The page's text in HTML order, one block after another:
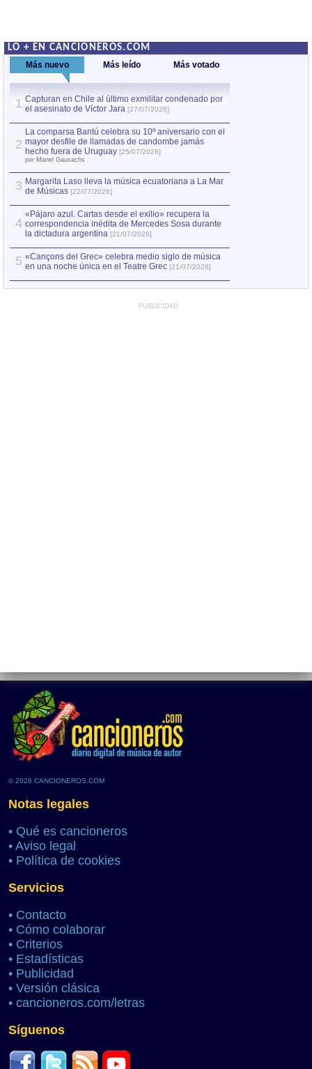
LO + EN CANCIONEROS.COM
Más nuevo Más leído Más votado
1 Capturan en Chile al último exmilitar condenado por
el asesinato de Víctor Jara [27/07/2026]
2
La comparsa Bantú celebra su 10º aniversario con el
mayor desfile de llamadas de candombe jamás
hecho fuera de Uruguay [25/07/2026]
por Manel Gausachs
3 Margarita Laso lleva la música ecuatoriana a La Mar
de Músicas [22/07/2026]
4
«Pájaro azul. Cartas desde el exilio» recupera la
correspondencia inédita de Mercedes Sosa durante
la dictadura argentina [21/07/2026]
5 «Cançons del Grec» celebra medio siglo de música
en una noche única en el Teatre Grec [21/07/2026]
PUBLICIDAD
© 2026 CANCIONEROS.COM
Notas legales
• Qué es cancioneros
• Aviso legal
• Política de cookies
Servicios
• Contacto
• Cómo colaborar
• Criterios
• Estadísticas
• Publicidad
• Versión clásica
• cancioneros.com/letras
Síguenos